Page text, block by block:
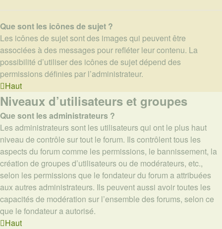
Que sont les icônes de sujet ?
Les icônes de sujet sont des images qui peuvent être
associées à des messages pour refléter leur contenu. La
possibilité d’utiliser des icônes de sujet dépend des
permissions définies par l’administrateur.
Haut
Niveaux d’utilisateurs et groupes
Que sont les administrateurs ?
Les administrateurs sont les utilisateurs qui ont le plus haut
niveau de contrôle sur tout le forum. Ils contrôlent tous les
aspects du forum comme les permissions, le bannissement, la
création de groupes d’utilisateurs ou de modérateurs, etc.,
selon les permissions que le fondateur du forum a attribuées
aux autres administrateurs. Ils peuvent aussi avoir toutes les
capacités de modération sur l’ensemble des forums, selon ce
que le fondateur a autorisé.
Haut